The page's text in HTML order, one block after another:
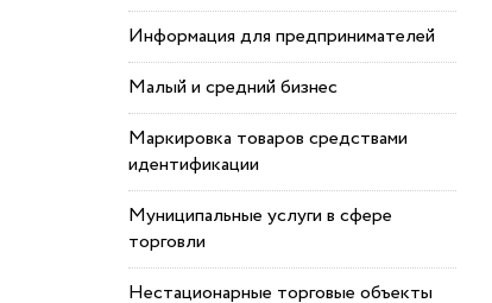
Информация для предпринимателей
Малый и средний бизнес
Маркировка товаров средствами
идентификации
Муниципальные услуги в сфере
торговли
Нестационарные торговые объекты